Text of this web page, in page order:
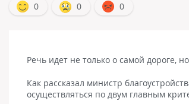
0 0 0
Речь идет не только о самой дороге,
Как рассказал министр
осуществляться по двум главным